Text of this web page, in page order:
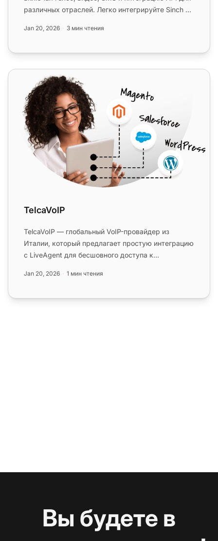
различных отраслей. Легко интегрируйте Sinch с
Jan 20, 2026 3 мин чтения
TelcaVoIP
TelcaVoIP
TelcaVoIP — глобальный VoIP-провайдер из
Италии, который предлагает простую интеграцию
с LiveAgent для бесшовного доступа к
Jan 20, 2026 1 мин чтения
Вы будете в